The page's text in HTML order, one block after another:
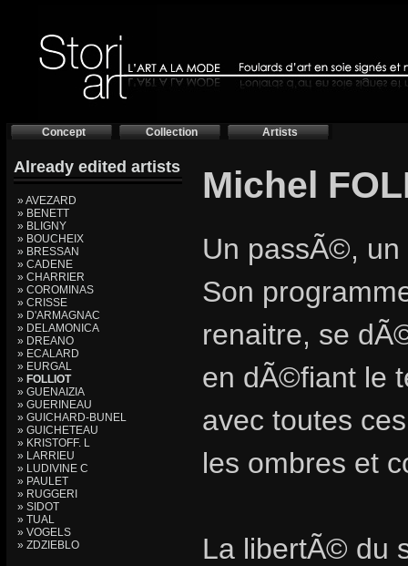
Concept Collection Artists
Already edited artists
» AVEZARD
» BENETT
» BLIGNY
» BOUCHEIX
» BRESSAN
» CADENE
» CHARRIER
» COROMINAS
» CRISSE
» D'ARMAGNAC
» DELAMONICA
» DREANO
» ECALARD
» EURGAL
» FOLLIOT
» GUENAIZIA
» GUERINEAU
» GUICHARD-BUNEL
» GUICHETEAU
» KRISTOFF. L
» LARRIEU
» LUDIVINE C
» PAULET
» RUGGERI
» SIDOT
» TUAL
» VOGELS
» ZDZIEBLO
Michel
Un passÃ©,
Son
renaitre, se
en dÃ©fiant le
avec toutes
les ombres et
La libertÃ© du